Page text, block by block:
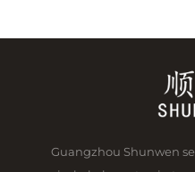
Guangzhou Shunwen